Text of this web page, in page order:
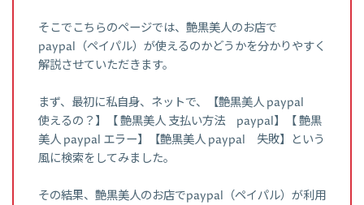
そこでこちらのページでは、艶黒美人のお店で
paypal（ペイパル）が使えるのかどうかを分かりやすく
解説させていただきます。
まず、最初に私自身、ネットで、【艶黒美人 paypal
使えるの？】【 艶黒美人 支払い方法 paypal】【 艶黒
美人 paypal エラー】【艶黒美人 paypal 失敗】という
風に検索をしてみました。
その結果、艶黒美人のお店でpaypal（ペイパル）が利用